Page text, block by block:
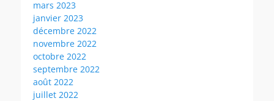
mars 2023
janvier 2023
décembre 2022
novembre 2022
octobre 2022
septembre 2022
août 2022
juillet 2022